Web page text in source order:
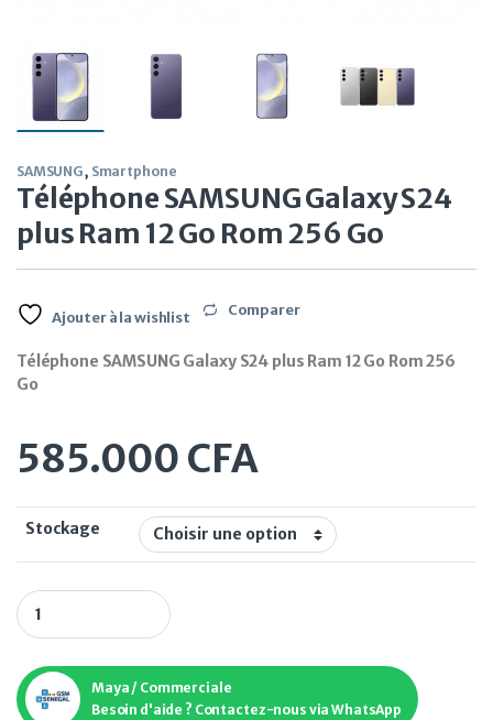
SAMSUNG, Smartphone
Téléphone SAMSUNG Galaxy S24
plus Ram 12 Go Rom 256 Go
Ajouter à la wishlist Comparer
Téléphone SAMSUNG Galaxy S24 plus Ram 12 Go Rom 256
Go
585.000 CFA
Stockage
Maya / Commerciale
Besoin d'aide ? Contactez-nous via WhatsApp